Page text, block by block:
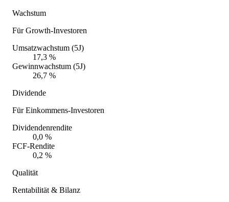
Wachstum
Für Growth-Investoren
Umsatzwachstum (5J)
17,3 %
Gewinnwachstum (5J)
26,7 %
Dividende
Für Einkommens-Investoren
Dividendenrendite
0,0 %
FCF-Rendite
0,2 %
Qualität
Rentabilität & Bilanz